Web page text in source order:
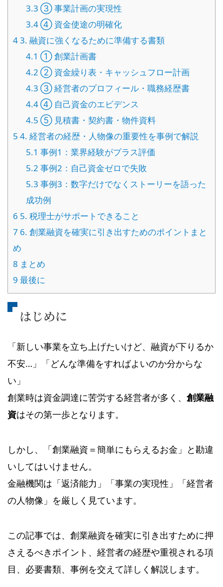
3.3 ③ 事業計画の実現性
3.4④ 資金使途の明確化
43. 融資に強くなるために準備する書類
4.1 ① 創業計画書
4.2 ② 資金繰り表・キャッシュフロー計画
4.3 ③ 経営者のプロフィール・職務経歴書
4.4④ 自己資金のエビデンス
4.5 ⑤ 見積書・契約書・物件資料
5 4. 経営者の経歴・人物像の重要性を事例で解説
5.1 事例1：業界経験がプラス評価
5.2 事例2：自己資金ゼロで失敗
5.3 事例3：数字だけでなくストーリーを語った
成功例
6 5. 税理士がサポートできること
7 6. 創業融資を確実に引き出すためのポイントまと
め
8 まとめ
9 最後に
はじめに
「新しい事業を立ち上げたいけど、融資が下りるか
不安…」「どんな準備をすればよいのか分からな
い」
創業時は資金調達に苦労する経営者が多く、 創業融
資はその第一歩となります。
しかし、「創業融資＝簡単にもらえるお金」と勘違
いしてはいけません。
金融機関は「返済能力」「事業の実現性」「経営者
の人物像」を厳しく見ています。
この記事では、創業融資を確実に引き出すために押
さえるべきポイント、経営者の経歴や重視される項
目、必要書類、事例を交えて詳しく解説します。